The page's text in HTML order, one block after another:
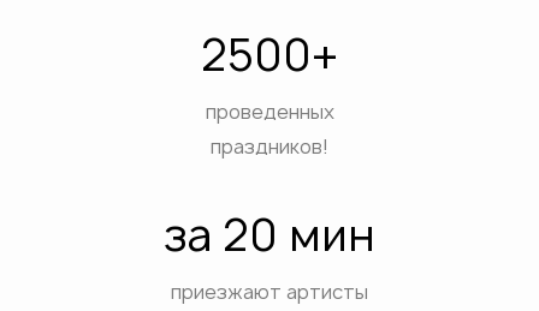
2500+
проведенных
праздников!
за 20 мин
приезжают артисты